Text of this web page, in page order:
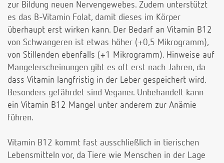
zur Bildung neuen Nervengewebes. Zudem unterstützt
es das B-Vitamin Folat, damit dieses im Körper
überhaupt erst wirken kann. Der Bedarf an Vitamin B12
von Schwangeren ist etwas höher (+0,5 Mikrogramm),
von Stillenden ebenfalls (+1 Mikrogramm). Hinweise auf
Mangelerscheinungen gibt es oft erst nach Jahren, da
dass Vitamin langfristig in der Leber gespeichert wird.
Besonders gefährdet sind Veganer. Unbehandelt kann
ein Vitamin B12 Mangel unter anderem zur Anämie
führen.
Vitamin B12 kommt fast ausschließlich in tierischen
Lebensmitteln vor, da Tiere wie Menschen in der Lage